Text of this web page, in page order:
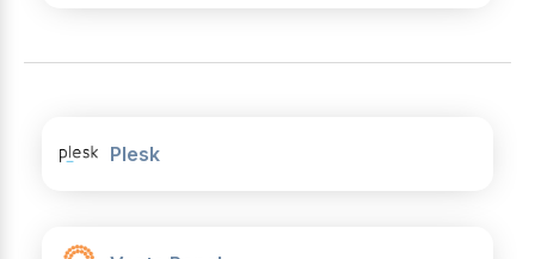
Plesk